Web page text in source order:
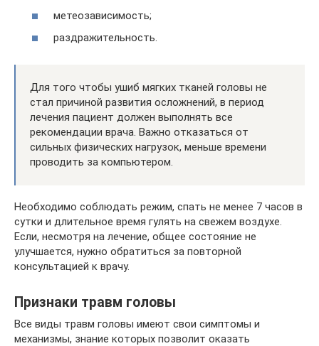
метеозависимость;
раздражительность.
Для того чтобы ушиб мягких тканей головы не
стал причиной развития осложнений, в период
лечения пациент должен выполнять все
рекомендации врача. Важно отказаться от
сильных физических нагрузок, меньше времени
проводить за компьютером.
Необходимо соблюдать режим, спать не менее 7 часов в
сутки и длительное время гулять на свежем воздухе.
Если, несмотря на лечение, общее состояние не
улучшается, нужно обратиться за повторной
консультацией к врачу.
Признаки травм головы
Все виды травм головы имеют свои симптомы и
механизмы, знание которых позволит оказать